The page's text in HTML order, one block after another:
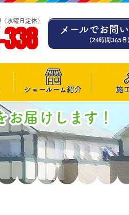
（水曜日定休）
メールでお問
(24時間365日)
ショールーム紹介 施
お届けします！